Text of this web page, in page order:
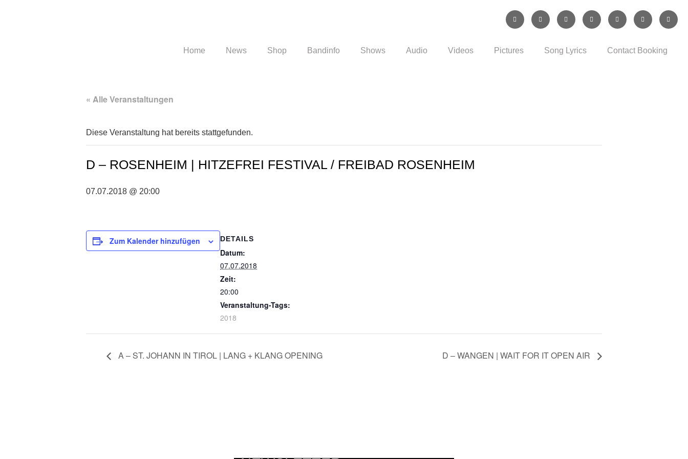
Home News Shop Bandinfo Shows Audio Videos Pictures Song Lyrics Contact Booking
« Alle Veranstaltungen
Diese Veranstaltung hat bereits stattgefunden.
D – ROSENHEIM | HITZEFREI FESTIVAL / FREIBAD ROSENHEIM
07.07.2018 @ 20:00
Zum Kalender hinzufügen DETAILS
Datum:
07.07.2018
Zeit:
20:00
Veranstaltung-Tags:
2018
A – ST. JOHANN IN TIROL | LANG + KLANG OPENING D – WANGEN | WAIT FOR IT OPEN AIR